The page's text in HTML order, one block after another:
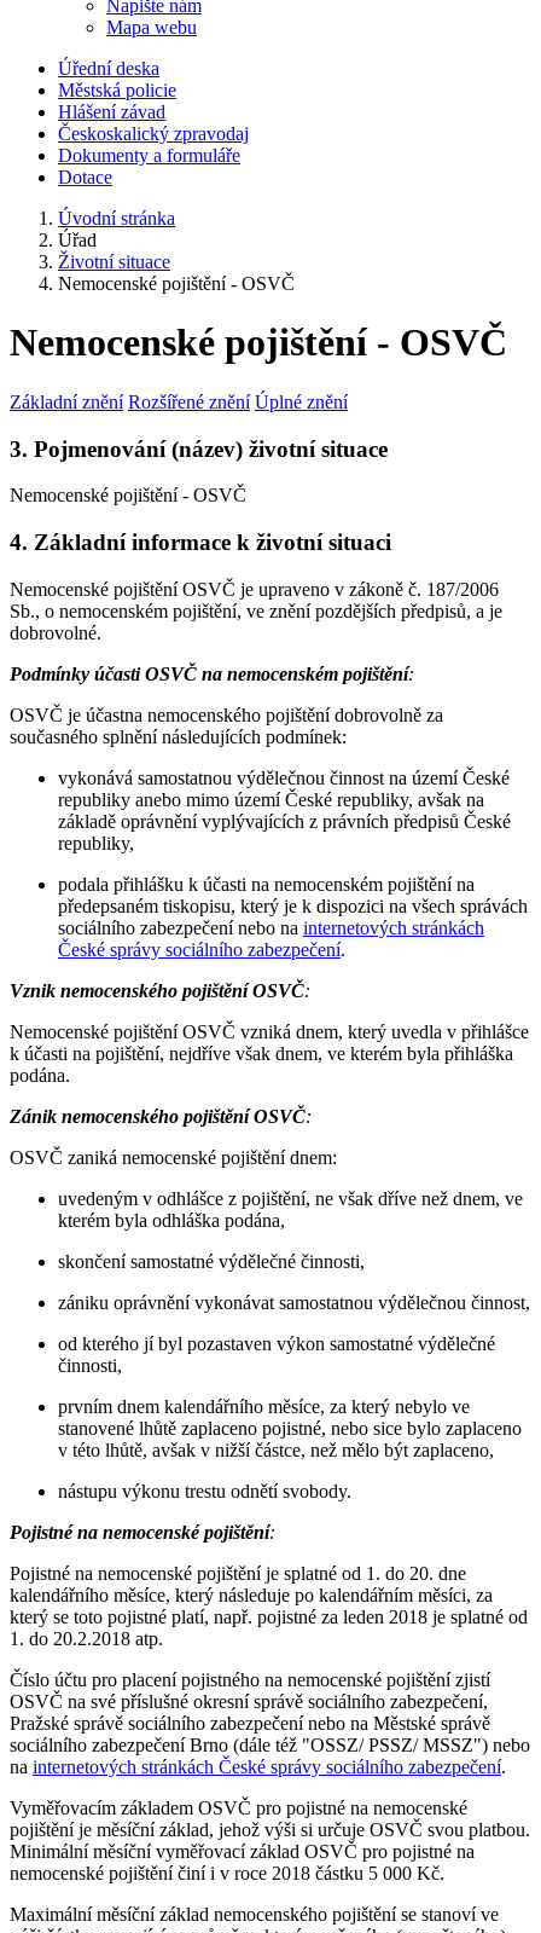
Napište nám
Mapa webu
Úřední deska
Městská policie
Hlášení závad
Českoskalický zpravodaj
Dokumenty a formuláře
Dotace
Úvodní stránka
Úřad
Životní situace
Nemocenské pojištění - OSVČ
Nemocenské pojištění - OSVČ
Základní znění Rozšířené znění Úplné znění
3. Pojmenování (název) životní situace
Nemocenské pojištění - OSVČ
4. Základní informace k životní situaci
Nemocenské pojištění OSVČ je upraveno v zákoně č. 187/2006
Sb., o nemocenském pojištění, ve znění pozdějších předpisů, a je
dobrovolné.
Podmínky účasti OSVČ na nemocenském pojištění:
OSVČ je účastna nemocenského pojištění dobrovolně za
současného splnění následujících podmínek:
vykonává samostatnou výdělečnou činnost na území České
republiky anebo mimo území České republiky, avšak na
základě oprávnění vyplývajících z právních předpisů České
republiky,
podala přihlášku k účasti na nemocenském pojištění na
předepsaném tiskopisu, který je k dispozici na všech správách
sociálního zabezpečení nebo na internetových stránkách
České správy sociálního zabezpečení.
Vznik nemocenského pojištění OSVČ:
Nemocenské pojištění OSVČ vzniká dnem, který uvedla v přihlášce
k účasti na pojištění, nejdříve však dnem, ve kterém byla přihláška
podána.
Zánik nemocenského pojištění OSVČ:
OSVČ zaniká nemocenské pojištění dnem:
uvedeným v odhlášce z pojištění, ne však dříve než dnem, ve
kterém byla odhláška podána,
skončení samostatné výdělečné činnosti,
zániku oprávnění vykonávat samostatnou výdělečnou činnost,
od kterého jí byl pozastaven výkon samostatné výdělečné
činnosti,
prvním dnem kalendářního měsíce, za který nebylo ve
stanovené lhůtě zaplaceno pojistné, nebo sice bylo zaplaceno
v této lhůtě, avšak v nižší částce, než mělo být zaplaceno,
nástupu výkonu trestu odnětí svobody.
Pojistné na nemocenské pojištění:
Pojistné na nemocenské pojištění je splatné od 1. do 20. dne
kalendářního měsíce, který následuje po kalendářním měsíci, za
který se toto pojistné platí, např. pojistné za leden 2018 je splatné od
1. do 20.2.2018 atp.
Číslo účtu pro placení pojistného na nemocenské pojištění zjistí
OSVČ na své příslušné okresní správě sociálního zabezpečení,
Pražské správě sociálního zabezpečení nebo na Městské správě
sociálního zabezpečení Brno (dále též "OSSZ/ PSSZ/ MSSZ") nebo
na internetových stránkách České správy sociálního zabezpečení.
Vyměřovacím základem OSVČ pro pojistné na nemocenské
pojištění je měsíční základ, jehož výši si určuje OSVČ svou platbou.
Minimální měsíční vyměřovací základ OSVČ pro pojistné na
nemocenské pojištění činí i v roce 2018 částku 5 000 Kč.
Maximální měsíční základ nemocenského pojištění se stanoví ve